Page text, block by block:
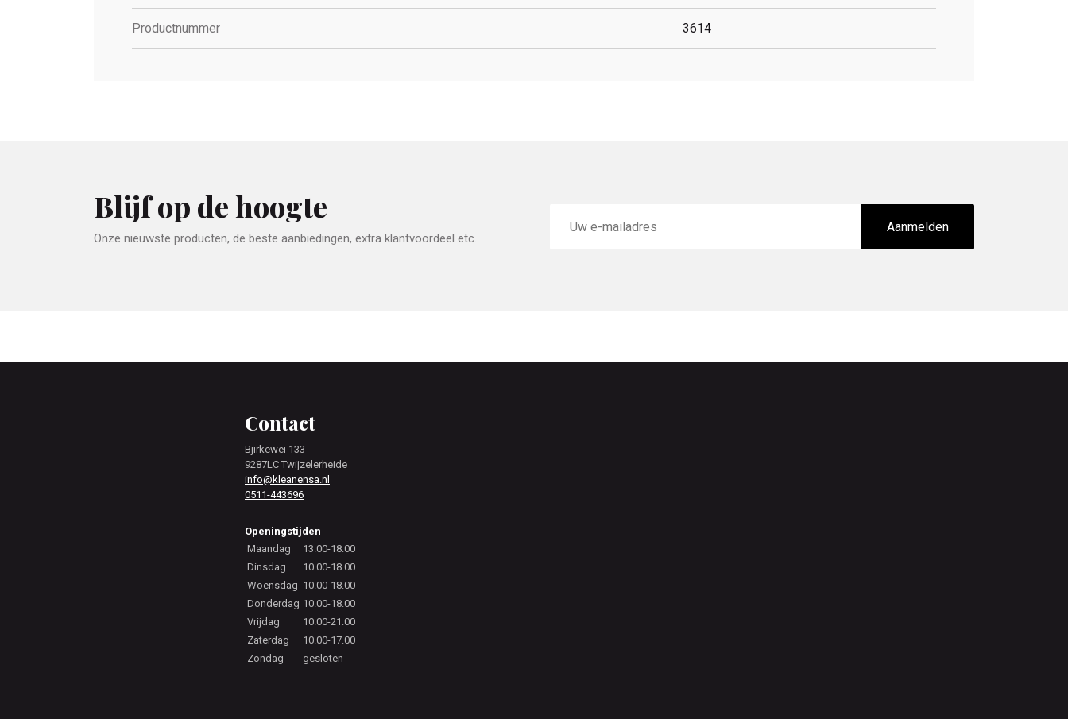
Productnummer 3614
Blijf op de hoogte
Onze nieuwste producten, de beste aanbiedingen, extra klantvoordeel etc.
mailadres
Aanmelden
Contact
Bjirkewei 133
9287LC Twijzelerheide
info@kleanensa.nl
0511-443696
Openingstijden
Maandag
13.00-18.00
Dinsdag
10.00-18.00
Woensdag 10.00-18.00
Donderdag 10.00-18.00
Vrijdag
10.00-21.00
Zaterdag
10.00-17.00
Zondag
gesloten